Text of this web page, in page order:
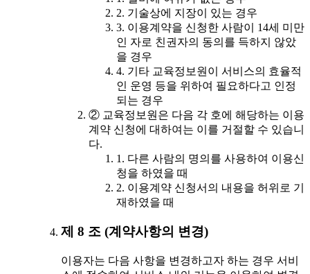
2. 기술상에 지장이 있는 경우
3. 이용계약을 신청한 사람이 14세 미만
인 자로 친권자의 동의를 득하지 않았
을 경우
4. 기타 교육정보원이 서비스의 효율적
인 운영 등을 위하여 필요하다고 인정
되는 경우
② 교육정보원은 다음 각 호에 해당하는 이용
계약 신청에 대하여는 이를 거절할 수 있습니
다.
1. 다른 사람의 명의를 사용하여 이용신
청을 하였을 때
2. 이용계약 신청서의 내용을 허위로 기
재하였을 때
제 8 조 (계약사항의 변경)
이용자는 다음 사항을 변경하고자 하는 경우 서비